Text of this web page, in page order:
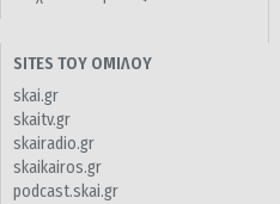
SITES ΤΟΥ ΟΜΙΛΟΥ
skai.gr
skaitv.gr
skairadio.gr
skaikairos.gr
podcast.skai.gr